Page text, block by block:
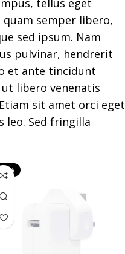
semper libero,
sed ipsum. Nam
pulvinar, hendrerit
et ante tincidunt
libero venenatis
sit amet orci eget
leo. Sed fringilla
-27%